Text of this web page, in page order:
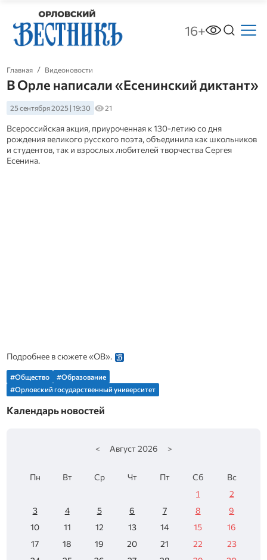
16+
Главная Видеоновости
В Орле написали «Есенинский диктант»
25 сентября 2025 | 19:30 21
Всероссийская акция, приуроченная к 130-летию со дня
рождения великого русского поэта, объединила как школьников
и студентов, так и взрослых любителей творчества Сергея
Есенина.
Подробнее в сюжете «ОВ».
#Общество
#Образование
#Орловский государственный университет
Календарь новостей
< Август 2026 >
Пн Вт Ср Чт Пт Сб
Вс
1
2
3
4 5 6 7 8
9
10
11 12 13 14 15
16
17
18 19 20 21 22
23